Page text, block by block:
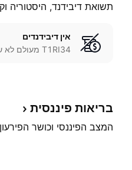
תשואת דיבידנד, היסטוריה
אין דיבידנדים
T1RI34 מעולם לא שילמה דיבידנדים ואין לה תוכניות עדכניות לעשות זאת.
בריאות פיננסית
המצב הפיננסי וכושר